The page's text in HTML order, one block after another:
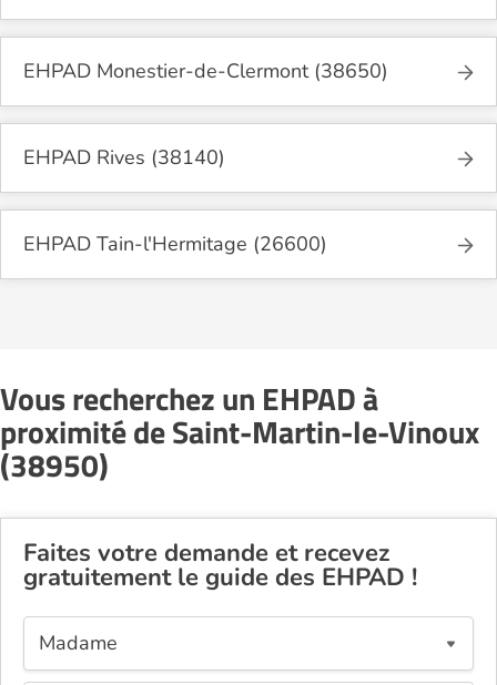
EHPAD Monestier-de-Clermont (38650)
EHPAD Rives (38140)
EHPAD Tain-l'Hermitage (26600)
Vous recherchez un EHPAD à
proximité de Saint-Martin-le-Vinoux
(38950)
Faites votre demande et recevez
gratuitement le guide des EHPAD !